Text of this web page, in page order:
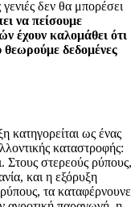
δεν θα μπορέσει
να πείσουμε
έχουν καλομάθει ότι
θεωρούμε δεδομένες
ως ένας
καταστροφής:
στερεούς ρύπους,
και η εξόρυξη
τα καταφέρνουνε